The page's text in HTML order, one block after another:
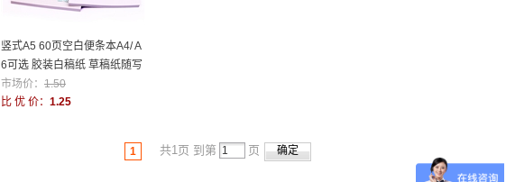
竖式A5 60页空白便条本A4/ A
6可选 胶装白稿纸 草稿纸随写
本
市场价： 1.50
比 优 价： 1.25
1 共1页 到第 页